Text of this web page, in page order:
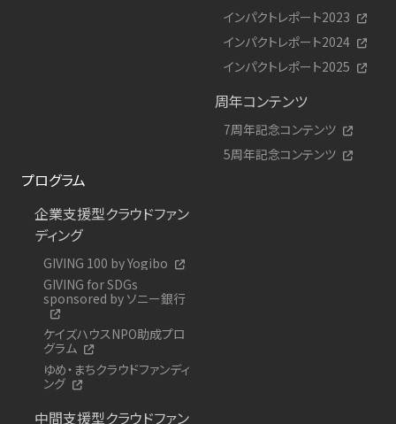
インパクトレポート2023
インパクトレポート2024
インパクトレポート2025
周年コンテンツ
7周年記念コンテンツ
5周年記念コンテンツ
プログラム
企業支援型クラウドファン
ディング
GIVING 100 by Yogibo
GIVING for SDGs
sponsored by ソニー銀行
ケイズハウスNPO助成プロ
グラム
ゆめ・まちクラウドファンディ
ング
中間支援型クラウドファン